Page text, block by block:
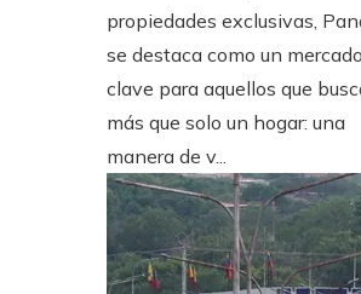
propiedades exclusivas,
se destaca como un mercado
clave para aquellos que
más que solo un hogar: una
manera de v...